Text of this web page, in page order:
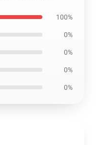
100%
0%
0%
0%
0%